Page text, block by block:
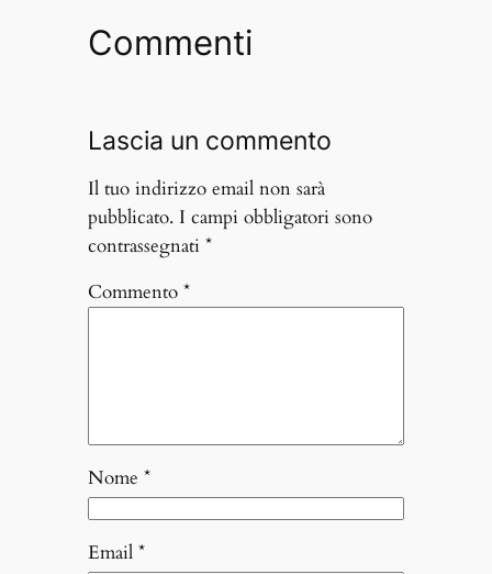
Commenti
Lascia un commento
Il tuo indirizzo email non sarà
pubblicato. I campi obbligatori sono
contrassegnati *
Commento *
Nome *
Email *